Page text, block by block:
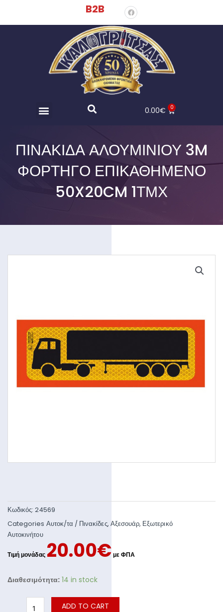
B2B
0.00€ 0
ΠΙΝΑΚΊΔΑ ΑΛΟΥΜΙΝΊΟΥ 3M
ΦΟΡΤΗΓΌ ΕΠΙΚΑΘΉΜΕΝΟ
50X20CM 1ΤΜΧ
Κωδικός:24569
Categories Αυτοκ/τα / Πινακίδες, Αξεσουάρ, Εξωτερικό
Αυτοκινήτου
20.00€
Διαθεσιμότητα: 14 in stock
ADD TO CART